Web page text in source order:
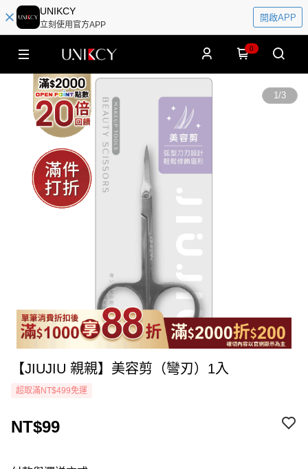
UNIKCY
立刻使用官方APP
開啟APP
0
1/3
【JIUJIU 親親】美容剪（彎刃）1入
超取滿NT$499免運
NT$99